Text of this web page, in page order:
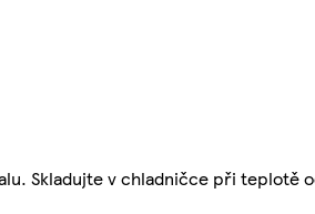
Skladujte v chladničce při teplotě